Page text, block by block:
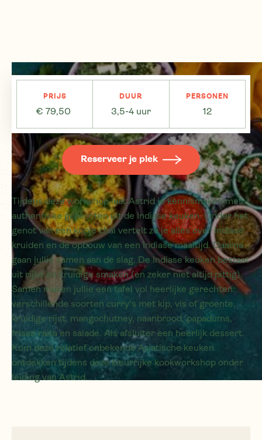
PRIJS
€ 79,50
DUUR
3,5-4 uur
PERSONEN
12
Reserveer je plek
Tijdens deze workshop laat Astrid je kennismaken met
authentieke gerechten uit de Indiase keuken. Onder het
genot van een kopje chai vertelt ze je alles over Indiase
kruiden en de opbouw van een Indiase maaltijd. Daarna
gaan jullie samen aan de slag. De Indiase keuken bestaat
uit rijke en kruidige smaken (en zeker niet altijd pittig).
Samen maken jullie een tafel vol heerlijke gerechten:
verschillende soorten curry's met kip, vis of groente,
kruidige rijst, mangochutney, naanbrood, papadums,
frisse raita en salade. Als afsluiter een heerlijk dessert.
Kom deze relatief onbekende Aziatische keuken
ontdekken tijdens deze kleurrijke kookworkshop onder
leiding van Astrid.